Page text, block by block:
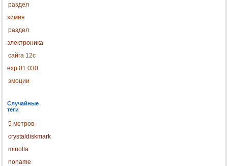
раздел
химия
раздел
электроника
сайга 12с
exp 01 030
эмоции
Случайные
теги
5 метров
crystaldiskmark
minolta
noname